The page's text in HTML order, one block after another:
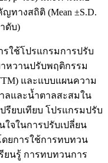
ทางสถิติ (Mean ±S.D.
ดับ)
ใช้โปรแกรมการปรับ
หวานปรับพฤติกรรม
และแบบแผนความ
ลและน้ำตาลสะสมใน
รียบเทียบ โปรแกรมปรับ
จในการปรับเปลี่ยน
ยการใช้การทบทวน
ยนรู้ การทบทวนการ